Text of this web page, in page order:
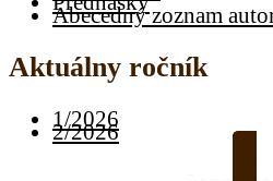
Abecedný zoznam
Aktuálny ročník
1/2026
2/2026